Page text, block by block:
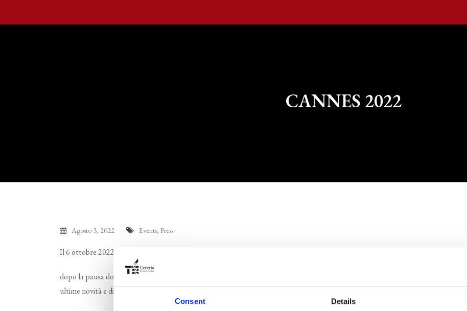
Consent Details
CANNES 2022
Agosto 3, 2022 Events, Press
Il 6 ottobre 2022 si è svolta a Cannes la trentasettesima edizione della Tax Free World Exhibition & Conference (TFWA).
dopo la pausa dovuta alla pandemia, l’affluenza è stata di 3400 visitatori provenienti da tutto il mondo. Abbiamo avuto il
ultime novità e di condividere con i partner i nostri progetti futuri e siamo stati entusiasti dell’impegno e del sostegno che ci è